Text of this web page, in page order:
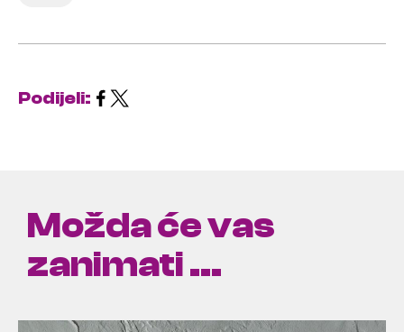
Podijeli:
Možda će vas
zanimati ...